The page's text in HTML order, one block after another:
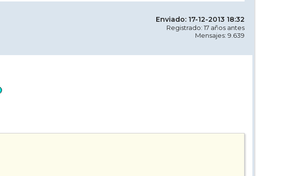
Enviado: 17-12-2013 18:32
Registrado: 17 años antes
Mensajes: 9.639